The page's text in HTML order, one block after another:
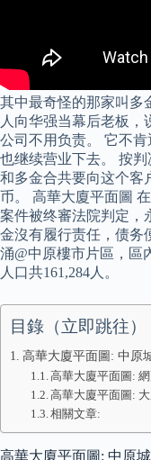
其中最奇怪的那家叫多
人向华强当幕后老板，
公司不用负责。 它不肯
也继续营业下去。 按判
和多金合共要向这个客
币。 高華大廈平面圖
案件被终審法院判定，
金沒有履行责任，债务
涌@中原樓市片區，區
人口共161,284人。
目錄（立即跳往）
高華大廈平面圖: 中原
高華大廈平面圖:
高華大廈平面圖:
相關文章:
高華大廈平面圖: 中原